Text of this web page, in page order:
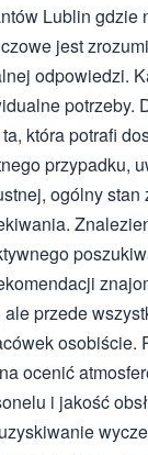
Lublin gdzie
jest
odpowiedzi.
potrzeby.
która potrafi
przypadku,
ogólny stan
przede
osobiście.
ocenić
i jakość